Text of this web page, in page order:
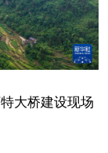
大桥建设现场